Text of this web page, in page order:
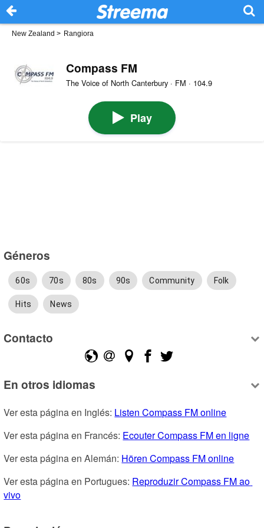
New Zealand > Rangiora
Compass FM
The Voice of North Canterbury · FM · 104.9
Play
Géneros
60s 70s 80s 90s Community Folk
Hits News
Contacto
En otros idiomas
Ver esta página en Inglés: Listen Compass FM online
Ver esta página en Francés: Ecouter Compass FM en ligne
Ver esta página en Alemán: Hören Compass FM online
Ver esta página en Portugues: Reproduzir Compass FM ao
vivo